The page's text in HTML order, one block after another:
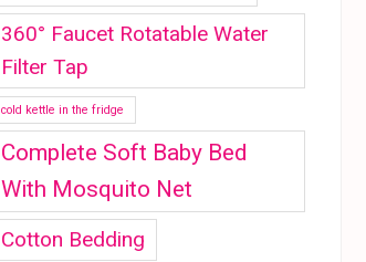
360° Faucet Rotatable Water
Filter Tap
cold kettle in the fridge
Complete Soft Baby Bed
With Mosquito Net
Cotton Bedding